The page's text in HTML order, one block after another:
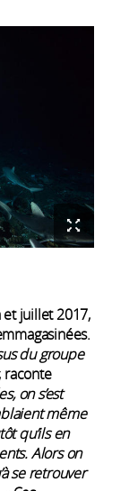
juillet 2017,
du groupe
raconte
on s’est
même
qu’ils en
Alors on
se retrouver